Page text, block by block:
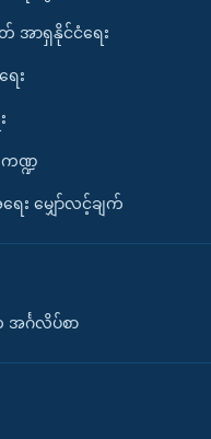
အာရှနိုင်ငံရေး
ေး
ကဏ္ဍ
ေး မျှော်လင့်ချက်
င်္ဂလိပ်စာ